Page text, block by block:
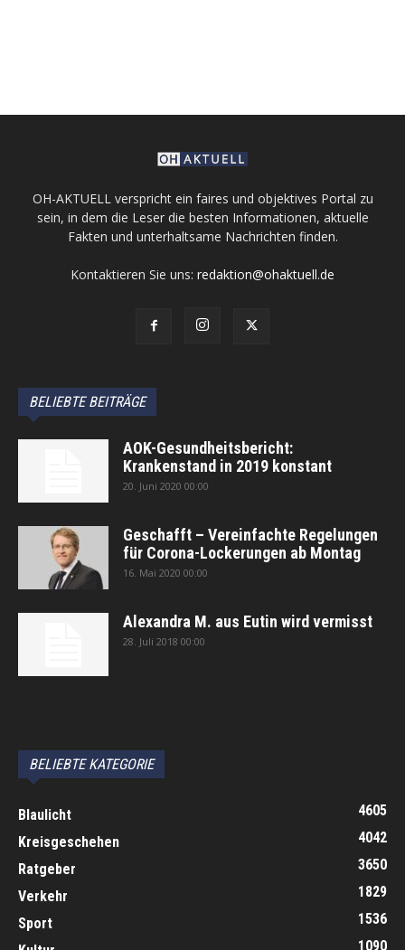
OH-AKTUELL verspricht ein faires und objektives Portal zu
sein, in dem die Leser die besten Informationen, aktuelle
Fakten und unterhaltsame Nachrichten finden.
Kontaktieren Sie uns: redaktion@ohaktuell.de
BELIEBTE BEITRÄGE
AOK-Gesundheitsbericht:
Krankenstand in 2019 konstant
20. Juni 2020 00:00
Geschafft – Vereinfachte Regelungen
für Corona-Lockerungen ab Montag
16. Mai 2020 00:00
Alexandra M. aus Eutin wird vermisst
28. Juli 2018 00:00
BELIEBTE KATEGORIE
Blaulicht
4605
Kreisgeschehen
4042
Ratgeber
3650
Verkehr
1829
Sport
1536
1090